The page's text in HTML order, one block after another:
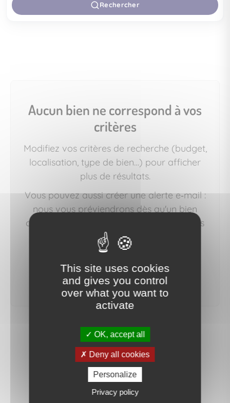
Rechercher
Aucun bien ne correspond à vos
critères
Modifiez vos critères de recherche (budget,
localisation, type de bien…) pour afficher
plus de résultats.
Vous pouvez aussi créer une alerte e‑mail :
nous vous préviendrons dès qu'un bien
correspondant à votre recherche sera mis
en ligne.
créer une alerte
This site uses cookies
and gives you control
over what you want to
activate
OK, accept all
Deny all cookies
Personalize
Privacy policy